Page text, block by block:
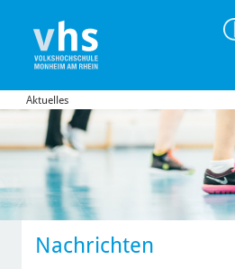
Aktuelles
Nachrichten